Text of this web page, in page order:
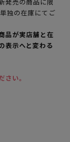
独の在庫にてご
品が実店舗と在
表示へと変わる
さい。